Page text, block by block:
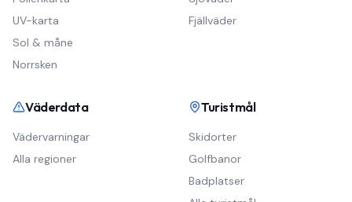
UV-karta
Sol & måne
Norrsken
Fjällväder
Väderdata
Vädervarningar
Alla regioner
Turistmål
Skidorter
Golfbanor
Badplatser